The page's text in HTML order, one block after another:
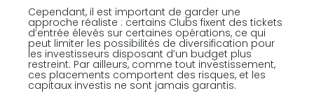
Cependant, il est important de garder une
approche réaliste : certains Clubs fixent des tickets
d’entrée élevés sur certaines opérations, ce qui
peut limiter les possibilités de diversification pour
les investisseurs disposant d’un budget plus
restreint. Par ailleurs, comme tout investissement,
ces placements comportent des risques, et les
capitaux investis ne sont jamais garantis.